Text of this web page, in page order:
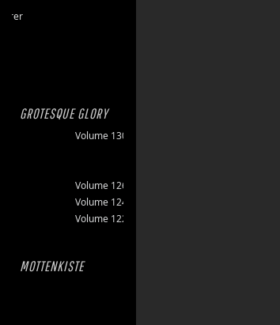
GROTESQUE GLORY
Volume 130
Volume 126
Volume 124
Volume 122
MOTTENKISTE